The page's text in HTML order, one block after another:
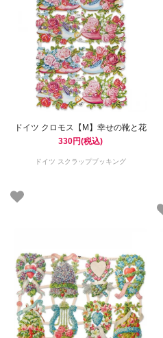
ドイツ クロモス【M】幸せの靴と花
330円(税込)
ドイツ スクラップブッキング